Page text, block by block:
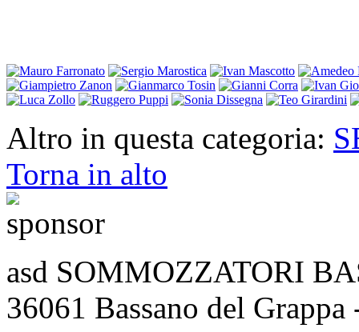
Altro in questa categoria:
Torna in alto
asd SOMMOZZATORI
36061 Bassano del